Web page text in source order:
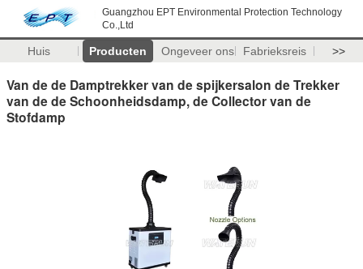
Guangzhou EPT Environmental Protection Technology
Co.,Ltd
Huis Producten Ongeveer ons Fabrieksreis >>
Van de de Damptrekker van de spijkersalon de Trekker
van de de Schoonheidsdamp, de Collector van de
Stofdamp